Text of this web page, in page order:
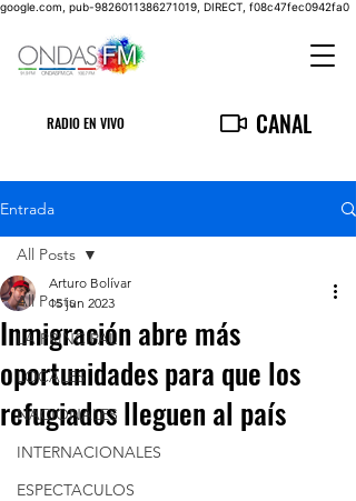
google.com, pub-9826011386271019, DIRECT, f08c47fec0942fa0
RADIO EN VIVO CANAL
Entrada
All Posts
LA PRINCIPAL
LOCALES
NACIONALES
INTERNACIONALES
ESPECTACULOS
All Posts
Inmigración abre más
oportunidades para que los
refugiados lleguen al país
Arturo Bolívar
15 jun 2023